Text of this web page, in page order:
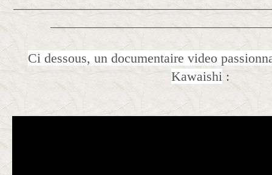
Ci dessous, un documentaire video
Kawaishi :